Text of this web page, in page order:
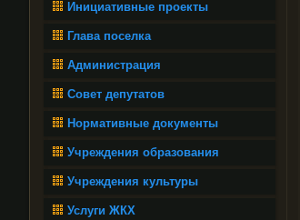
Инициативные проекты
Глава поселка
Администрация
Совет депутатов
Нормативные документы
Учреждения образования
Учреждения культуры
Услуги ЖКХ